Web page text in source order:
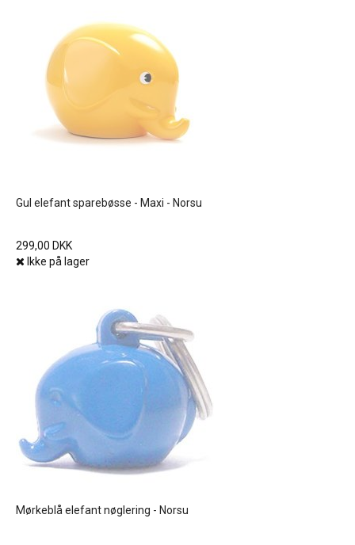
Gul elefant sparebøsse - Maxi - Norsu
299,00 DKK
Ikke på lager
Mørkeblå elefant nøglering - Norsu